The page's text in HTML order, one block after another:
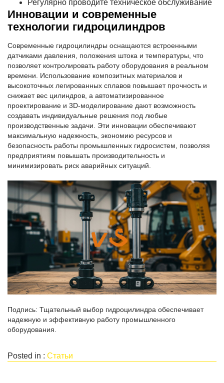
Регулярно проводите техническое обслуживание
Инновации и современные
технологии гидроцилиндров
Современные гидроцилиндры оснащаются встроенными
датчиками давления, положения штока и температуры, что
позволяет контролировать работу оборудования в реальном
времени. Использование композитных материалов и
высокоточных легированных сплавов повышает прочность и
снижает вес цилиндров, а автоматизированное
проектирование и 3D-моделирование дают возможность
создавать индивидуальные решения под любые
производственные задачи. Эти инновации обеспечивают
максимальную надежность, экономию ресурсов и
безопасность работы промышленных гидросистем, позволяя
предприятиям повышать производительность и
минимизировать риск аварийных ситуаций.
Подпись: Тщательный выбор гидроцилиндра обеспечивает
надежную и эффективную работу промышленного
оборудования.
Posted in : Статьи